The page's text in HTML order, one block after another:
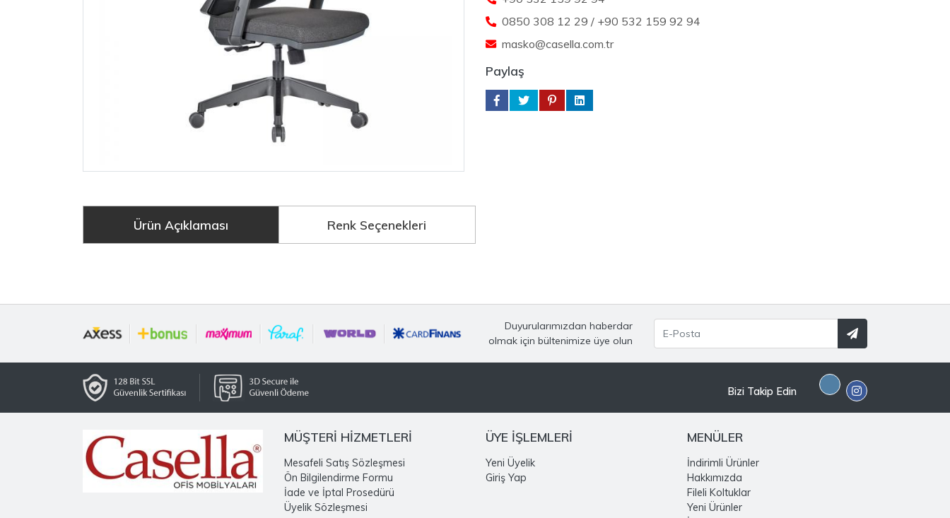
0850 308 12 29 / +90 532 159 92 94
masko@casella.com.tr
Paylaş
Ürün Açıklaması Renk Seçenekleri
Duyurularımızdan haberdar
olmak için bültenimize üye olun
Bizi Takip Edin
MÜŞTERİ HİZMETLERİ
Mesafeli Satış Sözleşmesi
Ön Bilgilendirme Formu
İade ve İptal Prosedürü
Üyelik Sözleşmesi
ÜYE İŞLEMLERİ
Yeni Üyelik
Giriş Yap
MENÜLER
İndirimli Ürünler
Hakkımızda
Fileli Koltuklar
Yeni Ürünler